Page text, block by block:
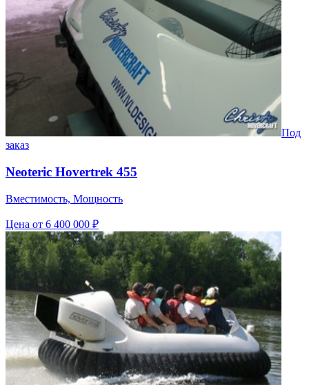
Под
заказ
Neoteric Hovertrek 455
Вместимость, Мощность
Цена от 6 400 000 ₽